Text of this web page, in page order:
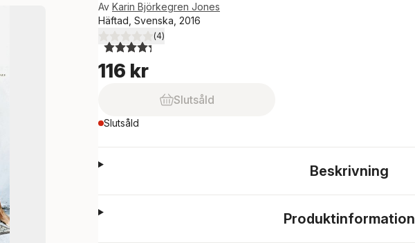
Av Karin Björkegren Jones
Häftad, Svenska, 2016
4,3utav 5 stjärnor. Totalt antal röster:
(4)
116 kr
Slutsåld
Slutsåld
Beskrivning
Produktinformation